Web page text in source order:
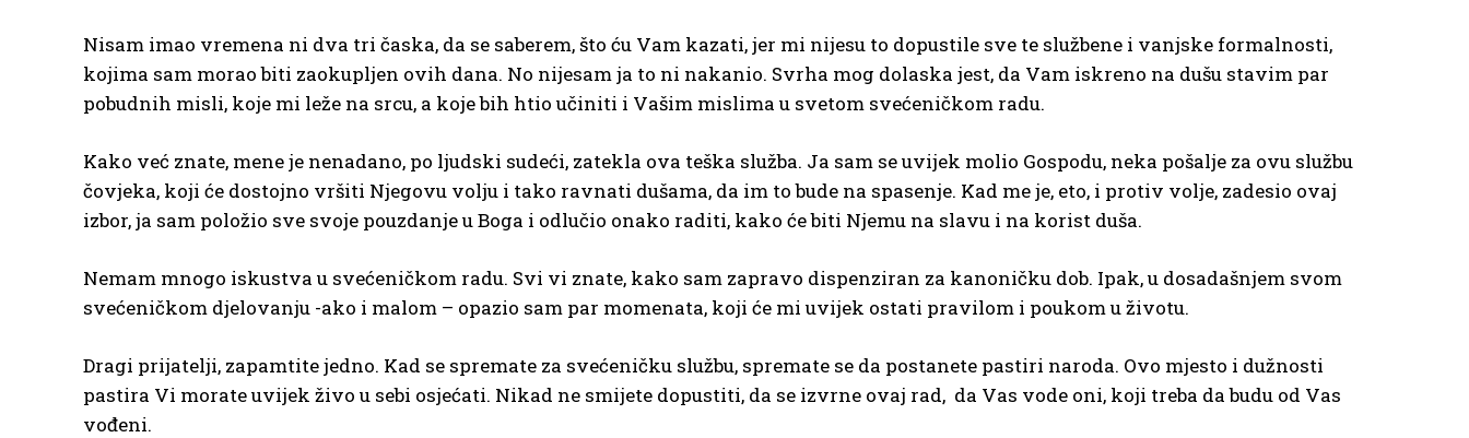
Nisam imao vremena ni dva tri časka, da se saberem, što ću Vam kazati, jer mi nijesu to dopustile sve te službene i vanjske formalnosti,
kojima sam morao biti zaokupljen ovih dana. No nijesam ja to ni nakanio. Svrha mog dolaska jest, da Vam iskreno na dušu stavim par
pobudnih misli, koje mi leže na srcu, a koje bih htio učiniti i Vašim mislima u svetom svećeničkom radu.
Kako već znate, mene je nenadano, po ljudski sudeći, zatekla ova teška služba. Ja sam se uvijek molio Gospodu, neka pošalje za ovu službu
čovjeka, koji će dostojno vršiti Njegovu volju i tako ravnati dušama, da im to bude na spasenje. Kad me je, eto, i protiv volje, zadesio ovaj
izbor, ja sam položio sve svoje pouzdanje u Boga i odlučio onako raditi, kako će biti Njemu na slavu i na korist duša.
Nemam mnogo iskustva u svećeničkom radu. Svi vi znate, kako sam zapravo dispenziran za kanoničku dob. Ipak, u dosadašnjem svom
svećeničkom djelovanju -ako i malom – opazio sam par momenata, koji će mi uvijek ostati pravilom i poukom u životu.
Dragi prijatelji, zapamtite jedno. Kad se spremate za svećeničku službu, spremate se da postanete pastiri naroda. Ovo mjesto i dužnosti
pastira Vi morate uvijek živo u sebi osjećati. Nikad ne smijete dopustiti, da se izvrne ovaj rad, da Vas vode oni, koji treba da budu od Vas
vođeni.